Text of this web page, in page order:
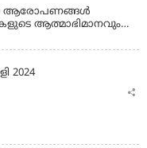
ആരോപണങ്ങള്‍
ആത്മാഭിമാനവും
2024